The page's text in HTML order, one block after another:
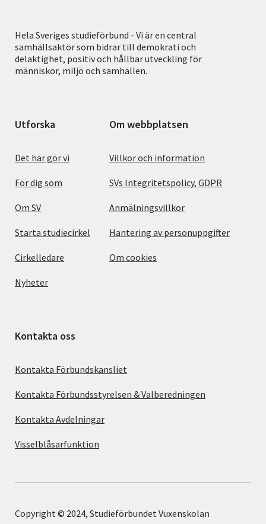
Hela Sveriges studieförbund - Vi är en central
samhällsaktör som bidrar till demokrati och
delaktighet, positiv och hållbar utveckling för
människor, miljö och samhällen.
Utforska
Det här gör vi
För dig som
Om SV
Starta studiecirkel
Cirkelledare
Nyheter
Om webbplatsen
Villkor och information
SVs Integritetspolicy, GDPR
Anmälningsvillkor
Hantering av personuppgifter
Om cookies
Kontakta oss
Kontakta Förbundskansliet
Kontakta Förbundsstyrelsen & Valberedningen
Kontakta Avdelningar
Visselblåsarfunktion
Copyright © 2024, Studieförbundet Vuxenskolan